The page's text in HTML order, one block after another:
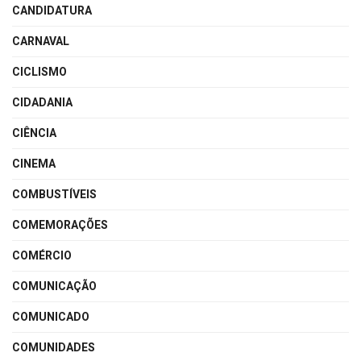
CANDIDATURA
CARNAVAL
CICLISMO
CIDADANIA
CIÊNCIA
CINEMA
COMBUSTÍVEIS
COMEMORAÇÕES
COMÉRCIO
COMUNICAÇÃO
COMUNICADO
COMUNIDADES